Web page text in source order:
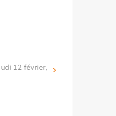
12 février,